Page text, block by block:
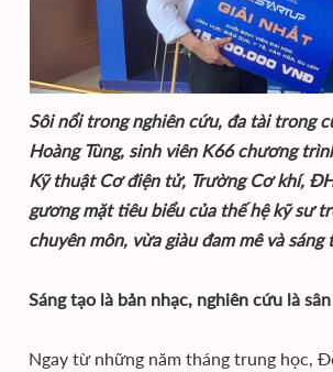
Sôi nổi trong nghiên cứu, đa tài trong
Hoàng Tùng, sinh viên K66 chương
Kỹ thuật Cơ điện tử, Trường Cơ khí,
gương mặt tiêu biểu của thế hệ kỹ sư
chuyên môn, vừa giàu đam mê và sáng
Sáng tạo là bản nhạc, nghiên cứu là
Ngay từ những năm tháng trung học,